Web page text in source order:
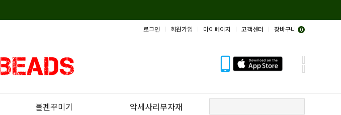
로그인 회원가입 마이페이지 고객센터 장바구니 0
볼펜꾸미기 악세사리부자재